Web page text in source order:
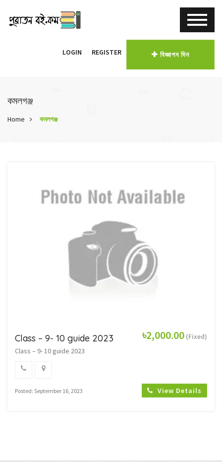
LOGIN REGISTER বিজ্ঞাপন দিন
কমলগঞ্জ
Home কমলগঞ্জ
৳2,000.00 (Fixed)
Class – 9- 10 guide 2023
Class – 9- 10 guide 2023
Posted: September 16, 2023 View Details